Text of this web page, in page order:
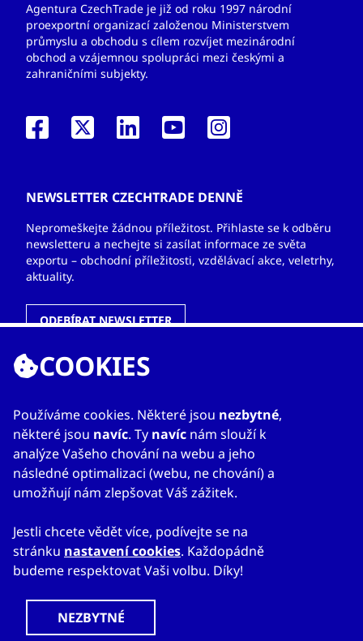
Agentura CzechTrade je již od roku 1997 národní
proexportní organizací založenou Ministerstvem
průmyslu a obchodu s cílem rozvíjet mezinárodní
obchod a vzájemnou spolupráci mezi českými a
zahraničními subjekty.
NEWSLETTER CZECHTRADE DENNĚ
Nepromeškejte žádnou příležitost. Přihlaste se k odběru
newsletteru a nechejte si zasílat informace ze světa
exportu – obchodní příležitosti, vzdělávací akce, veletrhy,
aktuality.
ODEBÍRAT NEWSLETTER
ODKAZY
O nás
Zahraniční kanceláře
Služby
Kontakty
COOKIES
Používáme cookies. Některé jsou nezbytné,
některé jsou navíc. Ty navíc nám slouží k
analýze Vašeho chování na webu a jeho
následné optimalizaci (webu, ne chování) a
umožňují nám zlepšovat Váš zážitek.
Jestli chcete vědět více, podívejte se na
stránku nastavení cookies. Každopádně
budeme respektovat Vaši volbu. Díky!